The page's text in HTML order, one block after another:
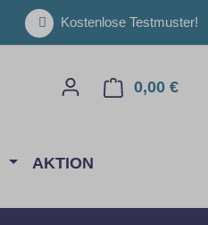
Kostenlose Testmuster!
0,00 €
AKTION